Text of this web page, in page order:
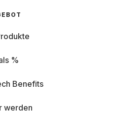
%
Benefits
werden